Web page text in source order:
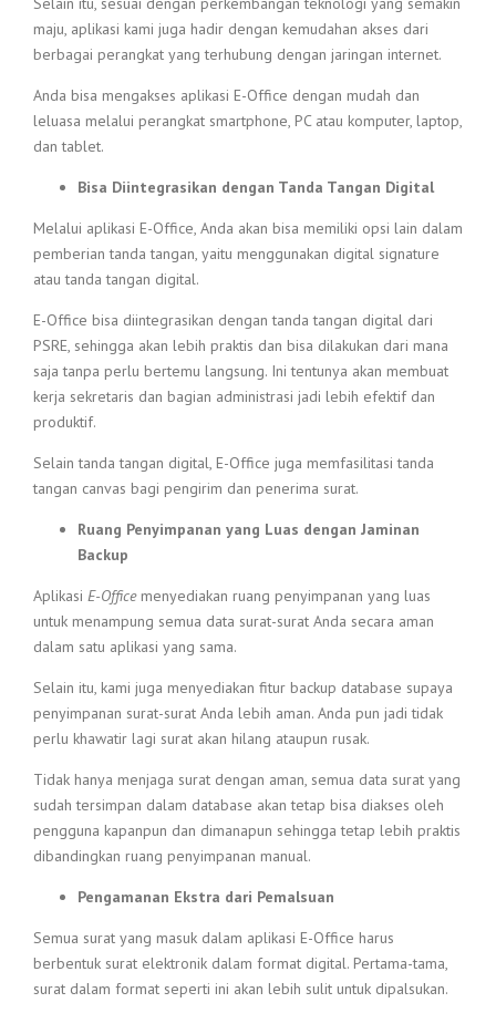
maju, aplikasi kami juga hadir dengan kemudahan akses dari
berbagai perangkat yang terhubung dengan jaringan internet.
Anda bisa mengakses aplikasi E-Office dengan mudah dan
leluasa melalui perangkat smartphone, PC atau komputer, laptop,
dan tablet.
Bisa Diintegrasikan dengan Tanda Tangan Digital
Melalui aplikasi E-Office, Anda akan bisa memiliki opsi lain dalam
pemberian tanda tangan, yaitu menggunakan digital signature
atau tanda tangan digital.
E-Office bisa diintegrasikan dengan tanda tangan digital dari
PSRE, sehingga akan lebih praktis dan bisa dilakukan dari mana
saja tanpa perlu bertemu langsung. Ini tentunya akan membuat
kerja sekretaris dan bagian administrasi jadi lebih efektif dan
produktif.
Selain tanda tangan digital, E-Office juga memfasilitasi tanda
tangan canvas bagi pengirim dan penerima surat.
Ruang Penyimpanan yang Luas dengan Jaminan
Backup
Aplikasi E-Officemenyediakan ruang penyimpanan yang luas
untuk menampung semua data surat-surat Anda secara aman
dalam satu aplikasi yang sama.
Selain itu, kami juga menyediakan fitur backup database supaya
penyimpanan surat-surat Anda lebih aman. Anda pun jadi tidak
perlu khawatir lagi surat akan hilang ataupun rusak.
Tidak hanya menjaga surat dengan aman, semua data surat yang
sudah tersimpan dalam database akan tetap bisa diakses oleh
pengguna kapanpun dan dimanapun sehingga tetap lebih praktis
dibandingkan ruang penyimpanan manual.
Pengamanan Ekstra dari Pemalsuan
Semua surat yang masuk dalam aplikasi E-Office harus
berbentuk surat elektronik dalam format digital. Pertama-tama,
surat dalam format seperti ini akan lebih sulit untuk dipalsukan.